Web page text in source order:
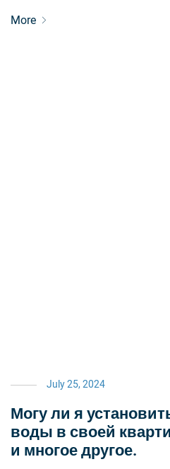
More
July 25, 2024
Могу ли я
воды в своей
и многое другое.